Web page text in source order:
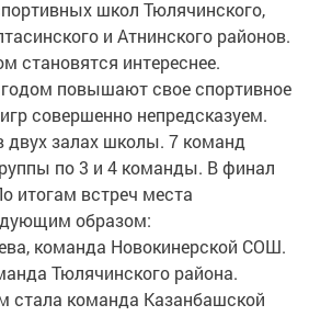
и Атнинского районов.
становятся интереснее.
повышают свое спортивное
совершенно непредсказуем.
двух залах школы. 7 команд
по 3 и 4 команды. В финал
итогам встреч места
образом:
команда Новокинерской СОШ.
Тюлячинского района.
команда Казанбашской
всего 2 очка серебряному